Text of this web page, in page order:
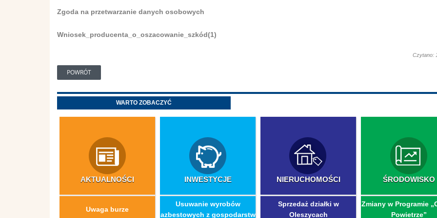
Zgoda na przetwarzanie danych osobowych
Wniosek_producenta_o_oszacowanie_szkód(1)
Czytano:
POWRÓT
WARTO ZOBACZYĆ
AKTUALNOŚCI
Uwaga burze
INWESTYCJE
​Usuwanie wyrobów
azbestowych z gospodarstw
NIERUCHOMOŚCI
Sprzedaż działki w
Oleszycach
ŚRODOWISKO
Zmiany w Programie
Powietrze”